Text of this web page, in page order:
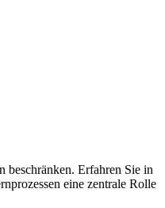
beschränken. Erfahren Sie in
eine zentrale Rolle